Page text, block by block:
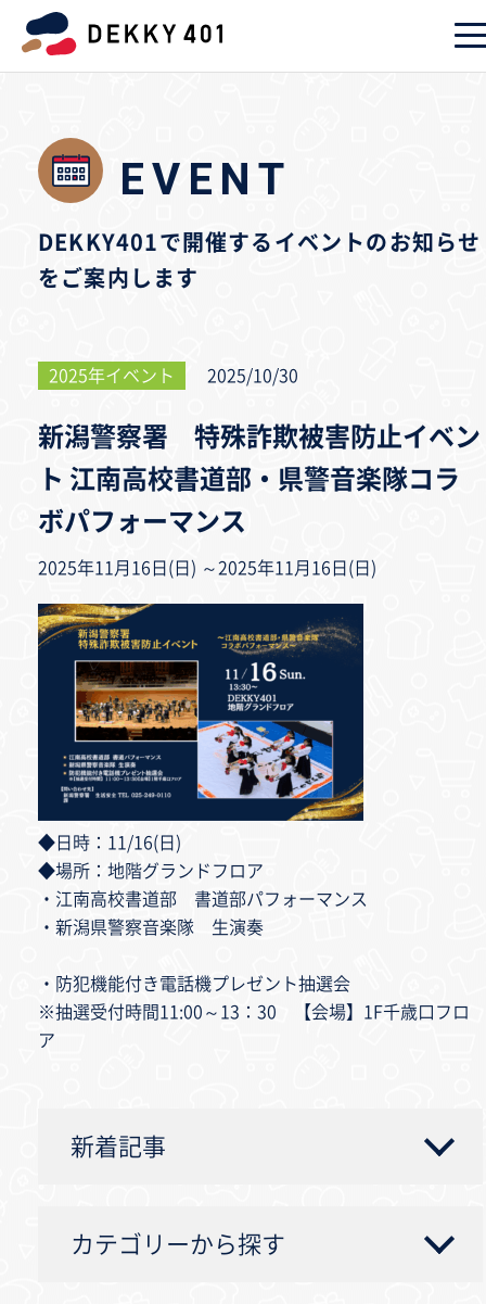
EVENT
DEKKY401で開催するイベントのお知らせ
をご案内します
2025年イベント 2025/10/30
新潟警察署 特殊詐欺被害防止イベン
ト 江南高校書道部・県警音楽隊コラ
ボパフォーマンス
2025年11月16日(日) ～2025年11月16日(日)
◆日時：11/16(日)
◆場所：地階グランドフロア
・江南高校書道部 書道部パフォーマンス
・新潟県警察音楽隊 生演奏
・防犯機能付き電話機プレゼント抽選会
※抽選受付時間11:00～13：30 【会場】1F千歳口フロ
ア
新着記事
カテゴリーから探す